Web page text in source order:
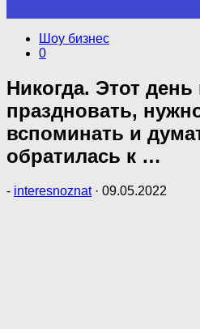
Шоу бизнес
0
Никогда. Этот день
праздновать,
вспоминать и
обратилась к …
- interesnoznat · 09.05.2022